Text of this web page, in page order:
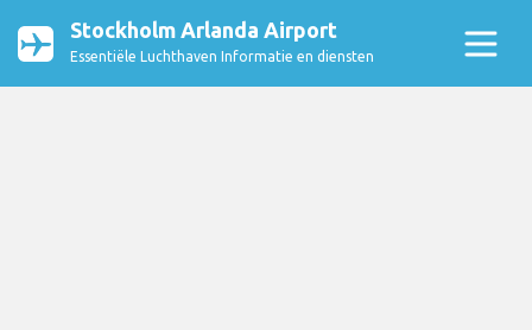
Stockholm Arlanda Airport
Essentiële Luchthaven Informatie en diensten